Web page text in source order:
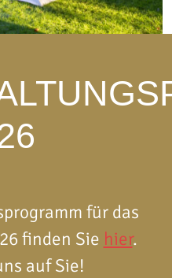
für das
finden Sie hier.
auf Sie!